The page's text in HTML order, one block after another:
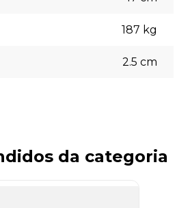
187 kg
2.5 cm
da categoria